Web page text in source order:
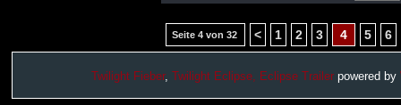
Seite 4 von 32 < 1 2 3 4 5 6
Twilight Fieber, Twilight Eclipse, Eclipse Trailer powered by